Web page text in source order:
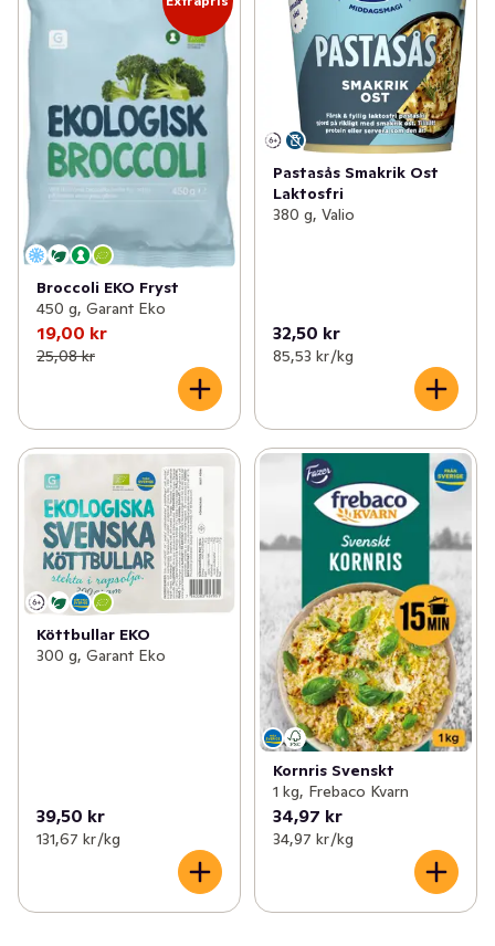
Broccoli EKO Fryst
450 g, Garant Eko
19,00 kr
25,08 kr
Pastasås Smakrik Ost
Laktosfri
380 g, Valio
32,50 kr
85,53 kr /kg
Köttbullar EKO
300 g, Garant Eko
39,50 kr
131,67 kr /kg
Kornris Svenskt
1 kg, Frebaco Kvarn
34,97 kr
34,97 kr /kg